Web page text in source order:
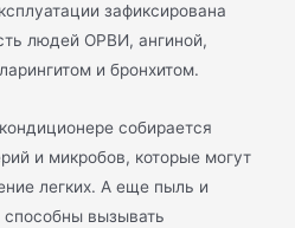
зафиксирована
людей ОРВИ, ангиной,
и бронхитом.
собирается
и микробов, которые могут
легких. А еще пыль и
способны вызывать